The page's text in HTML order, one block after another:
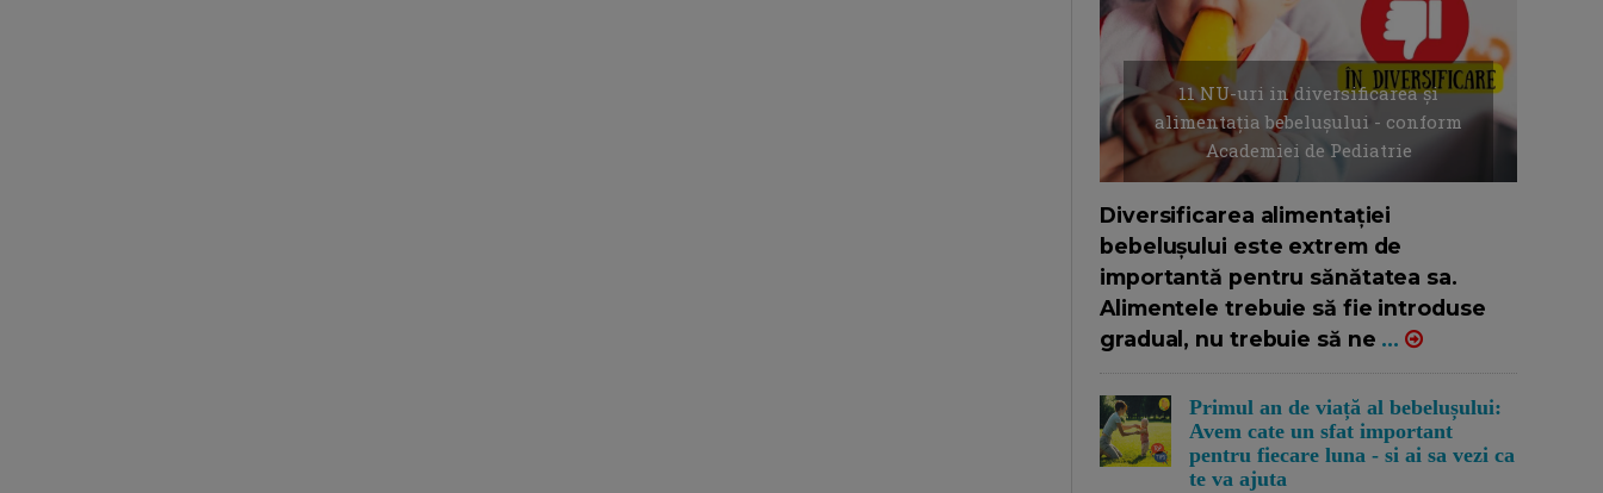
11 NU-uri in diversificarea și
alimentația bebelușului - conform
Academiei de Pediatrie
Diversificarea alimentației
bebelușului este extrem de
importantă pentru sănătatea sa.
Alimentele trebuie să fie introduse
gradual, nu trebuie să ne ...
Primul an de viață al bebelușului:
Avem cate un sfat important
pentru fiecare luna - si ai sa vezi ca
te va ajuta